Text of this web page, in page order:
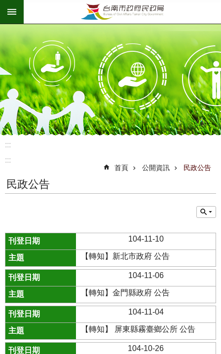
跳到主要內容區塊
:::
:::
首頁 公開資訊 民政公告
民政公告
104-11-10
【轉知】新北市政府 公告
104-11-06
【轉知】金門縣政府 公告
104-11-04
【轉知】 屏東縣霧臺鄉公所 公告
104-10-26